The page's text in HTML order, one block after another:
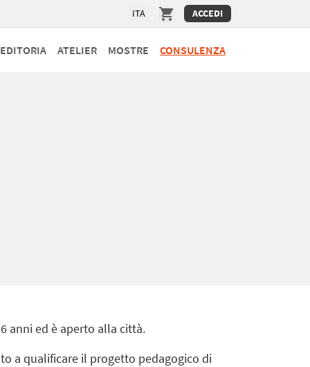
ITA ACCEDI
EDITORIA ATELIER MOSTRE CONSULENZA
anni ed è aperto alla città.
a qualificare il progetto pedagogico di